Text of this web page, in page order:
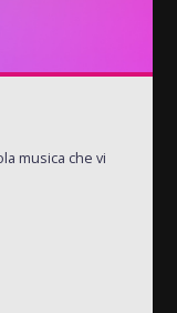
musica che vi